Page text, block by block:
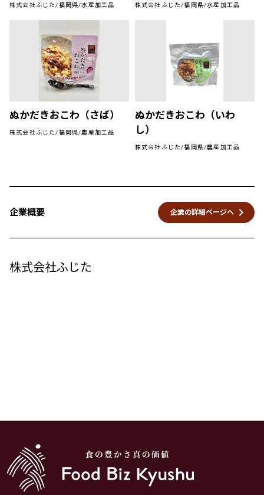
株式会社ふじた/福岡県/水産加工品 株式会社ふじた/福岡県/水産加工品
ぬかだきおこわ（さば）
株式会社ふじた/福岡県/農産加工品
ぬかだきおこわ（いわ
し）
株式会社ふじた/福岡県/農産加工品
企業概要 企業の詳細ページへ keyboard_arrow_right
株式会社ふじた